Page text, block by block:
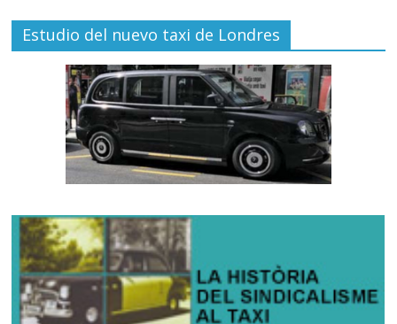
Estudio del nuevo taxi de Londres